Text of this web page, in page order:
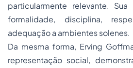
particularmente relevante. Sua
formalidade, disciplina,
adequação a ambientes solenes.
Da mesma forma, Erving
representação social,